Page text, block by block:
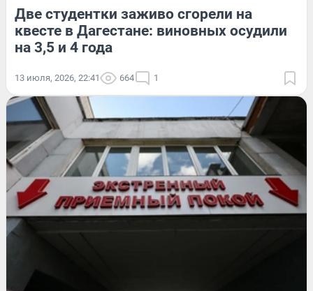
Две студентки заживо сгорели на
квесте в Дагестане: виновных осудили
на 3,5 и 4 года
13 июля, 2026, 22:41 664 1